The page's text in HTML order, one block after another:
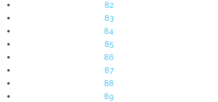
82
83
84
85
86
87
88
89